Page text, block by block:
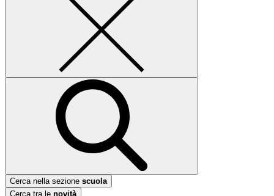
Cerca nella sezione scuola
Cerca tra le novità